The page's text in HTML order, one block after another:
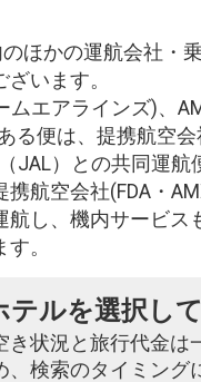
のほかの運航会社・
います。
ムエアラインズ)、
る便は、提携航空会
JAL）との共同運航
携航空会社(FDA・
航し、機内サービス
。
テルを選択し
き状況と旅行代金は
、検索のタイミング